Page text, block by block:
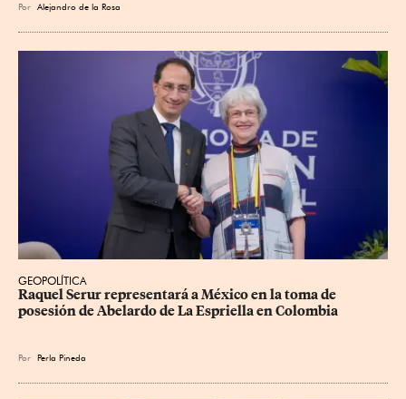
Por Alejandro de la Rosa
GEOPOLÍTICA
Raquel Serur representará a México en la toma de
posesión de Abelardo de La Espriella en Colombia
Por Perla Pineda